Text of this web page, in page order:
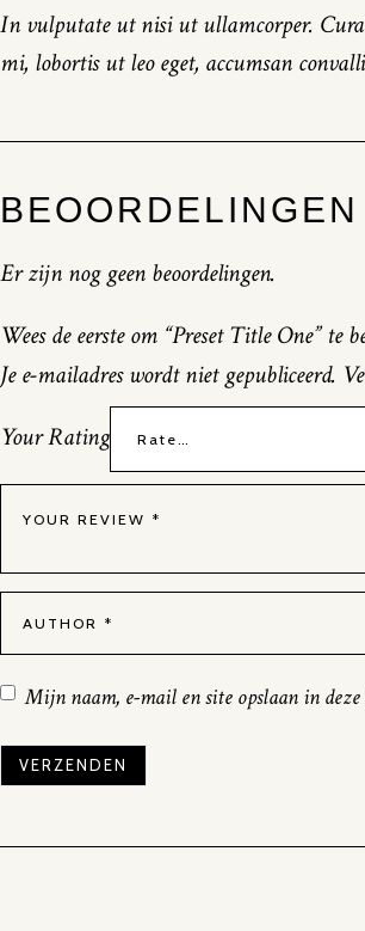
In vulputate ut nisi ut ullamcorper.
mi, lobortis ut leo eget, accumsan
BEOORDELINGEN
Er zijn nog geen beoordelingen.
Wees de eerste om “Preset Title One” te
Je e-mailadres wordt niet gepubliceerd.
Your Rating
Mijn naam, e-mail en site opslaan in